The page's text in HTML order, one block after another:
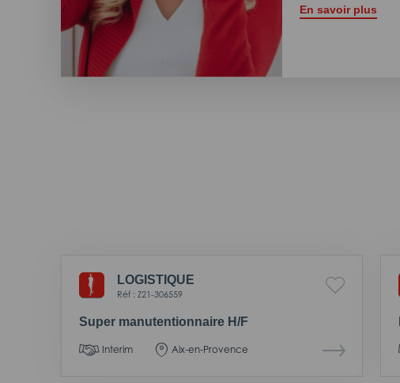
En savoir plus
LOGISTIQUE
Réf : Z21-306559
Super manutentionnaire H/F
Interim Aix-en-Provence